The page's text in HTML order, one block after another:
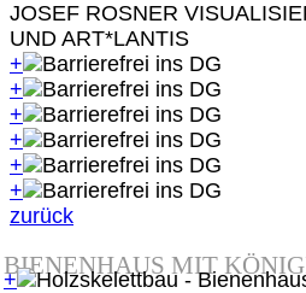
JOSEF ROSNER
UND ART*LANTIS
+
+
+
+
+
+
zurück
BIENENHAUS MIT
+